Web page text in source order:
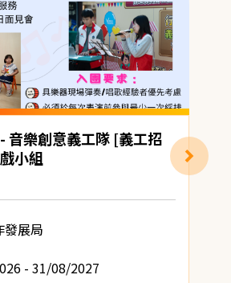
音樂創意義工隊 [義工招
小組
發展局
- 31/08/2027